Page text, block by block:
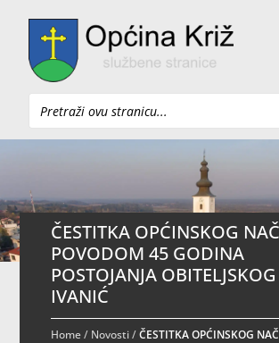
Pretraži
ČESTITKA OPĆINSKOG
POVODOM 45 GODINA
POSTOJANJA
IVANIĆ
Home/ Novosti/ČESTITKA OPĆINSKOG